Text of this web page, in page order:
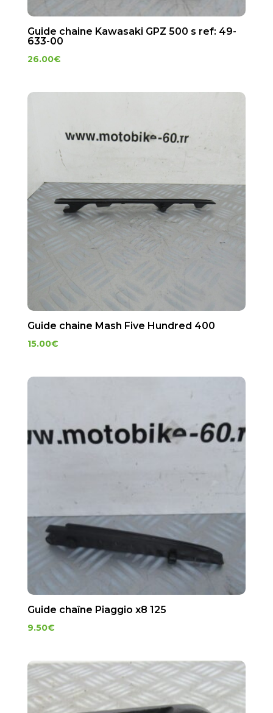
Guide chaine Kawasaki GPZ 500 s ref: 49-
633-00
26.00€
Guide chaine Mash Five Hundred 400
15.00€
Guide chaîne Piaggio x8 125
9.50€